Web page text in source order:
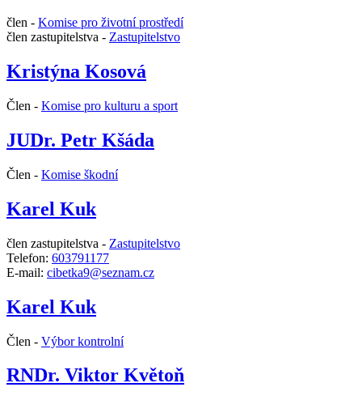
člen - Komise pro životní prostředí
člen zastupitelstva - Zastupitelstvo
Kristýna Kosová
Člen - Komise pro kulturu a sport
JUDr. Petr Kšáda
Člen - Komise škodní
Karel Kuk
člen zastupitelstva - Zastupitelstvo
Telefon: 603791177
E-mail: cibetka9@seznam.cz
Karel Kuk
Člen - Výbor kontrolní
RNDr. Viktor Květoň